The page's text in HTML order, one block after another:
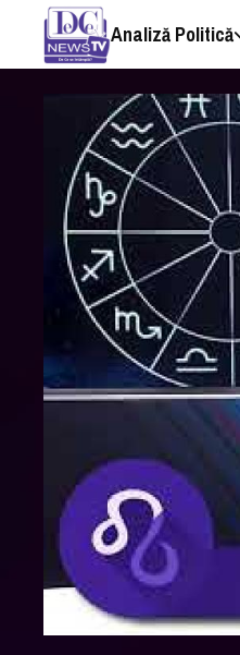
Analiză Politică